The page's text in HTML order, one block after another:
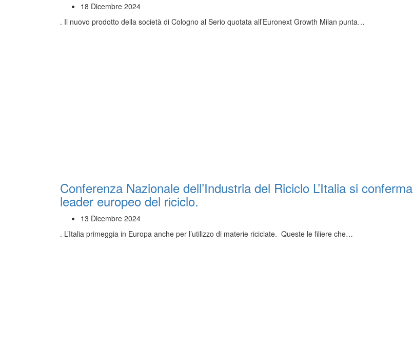
18 Dicembre 2024
. Il nuovo prodotto della società di Cologno al Serio quotata all’Euronext Growth Milan punta…
Conferenza Nazionale dell’Industria del Riciclo L’Italia si conferma
leader europeo del riciclo.
13 Dicembre 2024
. L’Italia primeggia in Europa anche per l’utilizzo di materie riciclate. Queste le filiere che…